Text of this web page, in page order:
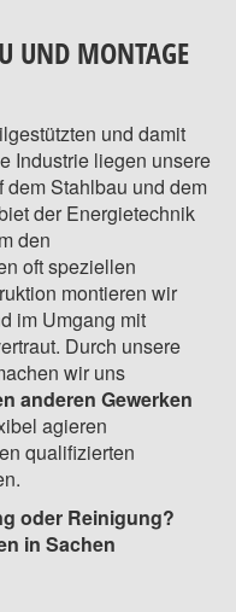
UND MONTAGE
und damit
Industrie liegen unsere
Stahlbau und dem
der Energietechnik
den
oft speziellen
montieren wir
im Umgang mit
Durch unsere
wir uns
anderen Gewerken
agieren
qualifizierten
oder Reinigung?
in Sachen